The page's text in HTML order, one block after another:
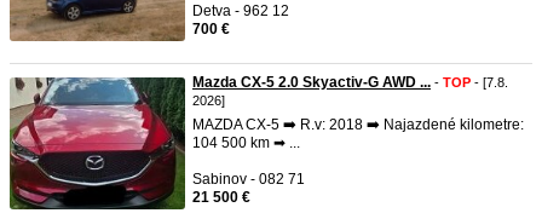
Detva - 962 12
700 €
Mazda CX-5 2.0 Skyactiv-G AWD ... - TOP - [7.8.
2026]
MAZDA CX-5 ➡️ R.v: 2018 ➡️ Najazdené kilometre:
104 500 km ➡ ...
Sabinov - 082 71
21 500 €